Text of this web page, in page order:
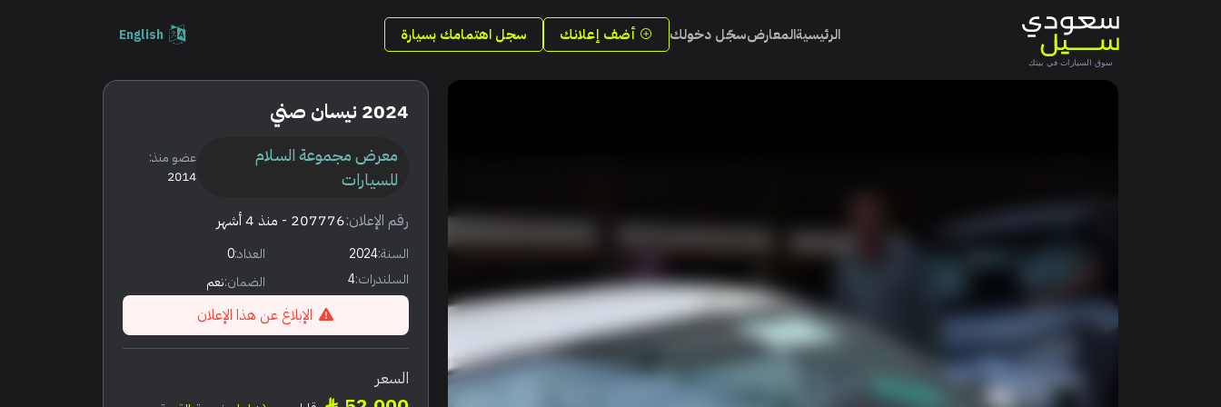
الرئيسيةالمعارضسجّل دخولك أضف إعلانك سجل اهتمامك بسيارة English
2024 نيسان صني
معرض مجموعة السلام
للسيارات
عضو منذ:
2014
رقم الإعلان:207776 - منذ 4 أشهر
السنة:2024 العداد:0
السلندرات:4 الضمان:نعم
الإبلاغ عن هذا الإعلان
السعر